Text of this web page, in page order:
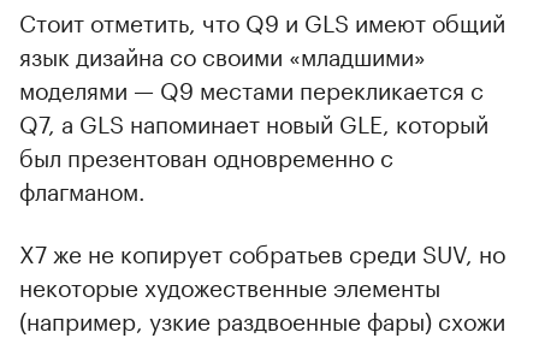
Стоит отметить, что Q9 и GLS имеют общий
язык дизайна со своими «младшими»
моделями — Q9 местами перекликается с
Q7, а GLS напоминает новый GLE, который
был презентован одновременно с
флагманом.
X7 же не копирует собратьев среди SUV, но
некоторые художественные элементы
(например, узкие раздвоенные фары) схожи